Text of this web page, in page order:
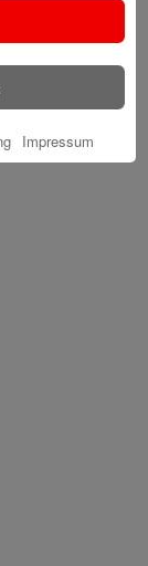
die Region
Impressum